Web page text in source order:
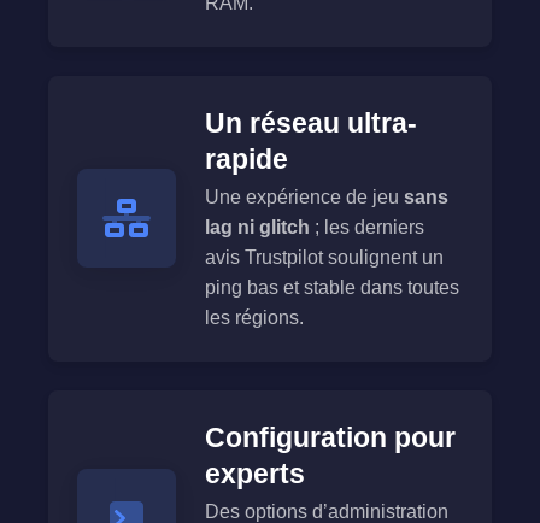
Un réseau ultra-
rapide
Une expérience de jeu sans
lag ni glitch ; les derniers
avis Trustpilot soulignent un
ping bas et stable dans toutes
les régions.
Configuration pour
experts
Des options d’administration